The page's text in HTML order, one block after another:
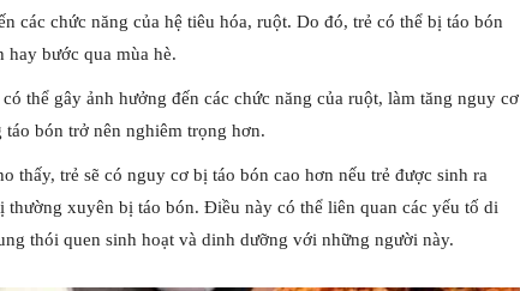
các chức năng của hệ tiêu hóa, ruột. Do đó, trẻ có thể bị táo bón
bước qua mùa hè.
thể gây ảnh hưởng đến các chức năng của ruột, làm tăng nguy cơ
bón trở nên nghiêm trọng hơn.
thấy, trẻ sẽ có nguy cơ bị táo bón cao hơn nếu trẻ được sinh ra
thường xuyên bị táo bón. Điều này có thể liên quan các yếu tố di
thói quen sinh hoạt và dinh dưỡng với những người này.